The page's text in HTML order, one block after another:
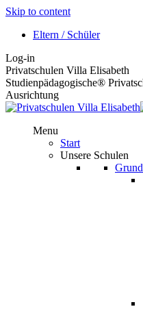
Skip to content
Eltern / Schüler
Log-in
Privatschulen Villa Elisabeth
Studienpädagogische®
Ausrichtung
Menu
Start
Unsere Schulen